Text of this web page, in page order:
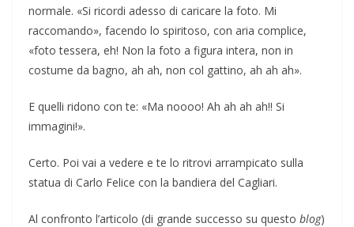
normale. «Si ricordi adesso di caricare la foto. Mi
raccomando», facendo lo spiritoso, con aria complice,
«foto tessera, eh! Non la foto a figura intera, non in
costume da bagno, ah ah, non col gattino, ah ah ah».
E quelli ridono con te: «Ma noooo! Ah ah ah ah!! Si
immagini!».
Certo. Poi vai a vedere e te lo ritrovi arrampicato sulla
statua di Carlo Felice con la bandiera del Cagliari.
Al confronto l’articolo (di grande successo su questo blog)